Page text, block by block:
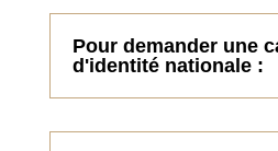
Pour demander une
d'identité nationale :